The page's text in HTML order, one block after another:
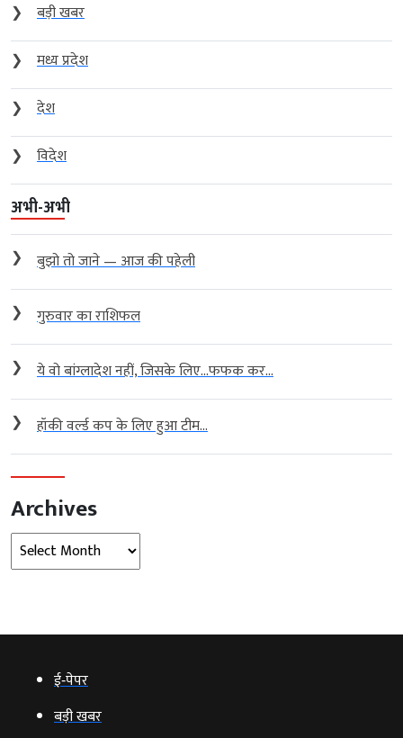
❯
बड़ी खबर
❯
मध्य प्रदेश
❯
देश
❯
विदेश
अभी-अभी
❯ बुझो तो जाने — आज की पहेली
❯ गुरुवार का राशिफल
❯ ये वो बांग्लादेश नहीं, जिसके लिए…फफक कर...
❯ हॉकी वर्ल्ड कप के लिए हुआ टीम...
Archives
Archives
ई‑पेपर
बड़ी खबर